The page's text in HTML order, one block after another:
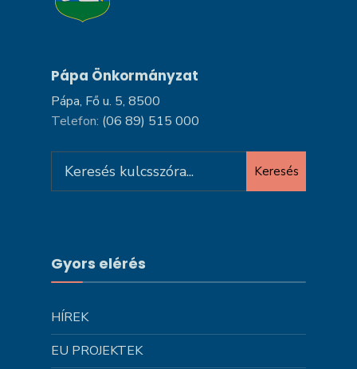
Pápa Önkormányzat
Pápa, Fő u. 5, 8500
Telefon: (06 89) 515 000
for:
Keresés
Gyors elérés
HÍREK
EU PROJEKTEK